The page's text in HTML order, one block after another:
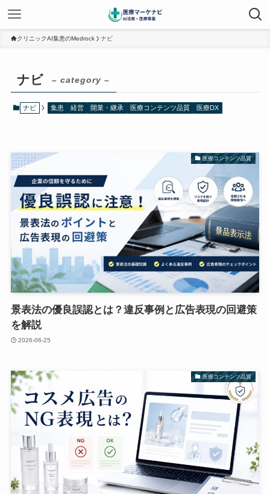
クリニックAI集患のMedrock ナビ
ナビ – category –
ナビ 集患 経営 開業・継承 医療コンテンツ品質 医療DX
医療コンテンツ品質
景表法の優良誤認とは？違反事例と広告表現の回避策
を解説
2026-06-25
医療コンテンツ品質